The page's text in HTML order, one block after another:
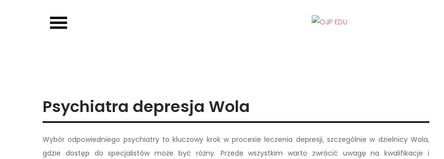
Psychiatra depresja Wola
Wybór odpowiedniego psychiatry to kluczowy krok w procesie leczenia depresji, szczególnie w dzielnicy Wola,
gdzie dostęp do specjalistów może być różny. Przede wszystkim warto zwrócić uwagę na kwalifikacje i